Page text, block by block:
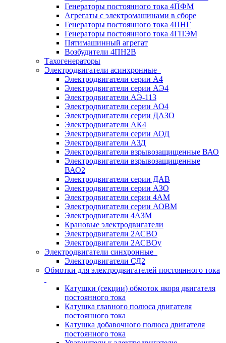
Генераторы постоянного тока 4ПФМ
Агрегаты с электромашинами в сборе
Генераторы постоянного тока 4ПНГ
Генераторы постоянного тока 4ГПЭМ
Пятимашинный агрегат
Возбудители 4ПН2В
Тахогенераторы
Электродвигатели асинхронные
Электродвигатели серии А4
Электродвигатели серии АЭ4
Электродвигатели АЭ-113
Электродвигатели серии АО4
Электродвигатели серии ДАЗО
Электродвигатели АК4
Электродвигатели серии АОД
Электродвигатели АЗД
Электродвигатели взрывозащищенные ВАО
Электродвигатели взрывозащищенные
ВАО2
Электродвигатели серии ДАВ
Электродвигатели серии АЗО
Электродвигатели серии 4АМ
Электродвигатели серии АОВМ
Электродвигатели 4АЗМ
Крановые электродвигатели
Электродвигатели 2АСВО
Электродвигатели 2АСВОу
Электродвигатели синхронные
Электродвигатели СД2
Обмотки для электродвигателей постоянного тока
Катушки (секции) обмоток якоря двигателя
постоянного тока
Катушка главного полюса двигателя
постоянного тока
Катушка добавочного полюса двигателя
постоянного тока